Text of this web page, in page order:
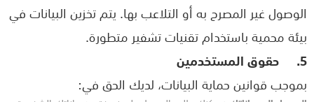
الوصول غير المصرح به أو التلاعب بها. يتم تخزين البيانات في
بيئة محمية باستخدام تقنيات تشفير متطورة.
5.
حقوق المستخدمين
بموجب قوانين حماية البيانات، لديك الحق في: